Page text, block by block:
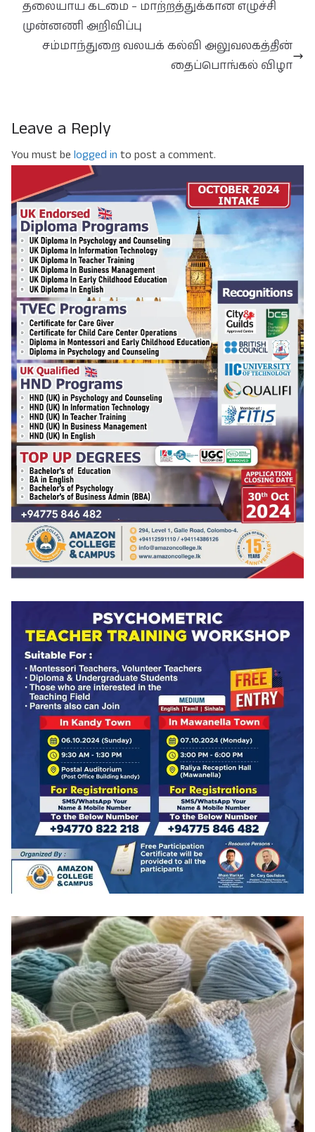
தலையாய கடமை – மாற்றத்துக்கான எழுச்சி
முன்னணி அறிவிப்பு
சம்மாந்துறை வலயக் கல்வி அலுவலகத்தின்
தைப்பொங்கல் விழா
Leave a Reply
You must be logged in to post a comment.